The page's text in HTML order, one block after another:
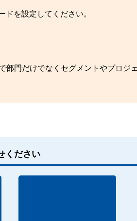
ドを設定してください。
部門だけでなくセグメントやプロジ
ください